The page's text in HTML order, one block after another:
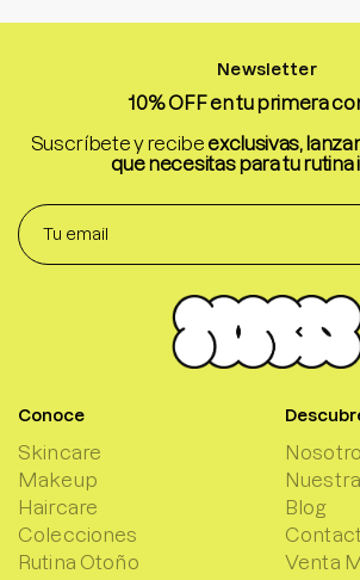
Newsletter
10% OFF en tu primera
Suscríbete y recibeexclusivas,
que necesitas para tu rutina
Conoce
Skincare
Makeup
Haircare
Colecciones
Rutina Otoño
Blog
Venta